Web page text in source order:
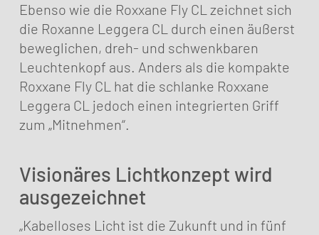
Ebenso wie die Roxxane Fly CL zeichnet sich
die Roxanne Leggera CL durch einen äußerst
beweglichen, dreh- und schwenkbaren
Leuchtenkopf aus. Anders als die kompakte
Roxxane Fly CL hat die schlanke Roxxane
Leggera CL jedoch einen integrierten Griff
zum „Mitnehmen“.
Visionäres Lichtkonzept wird
ausgezeichnet
„Kabelloses Licht ist die Zukunft und in fünf